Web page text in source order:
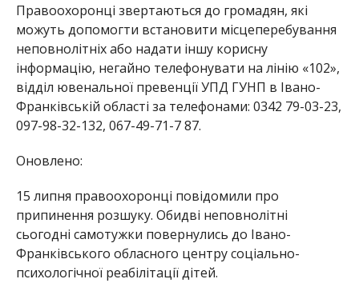
Правоохоронці звертаються до громадян, які
можуть допомогти встановити місцеперебування
неповнолітніх або надати іншу корисну
інформацію, негайно телефонувати на лінію «102»,
відділ ювенальної превенції УПД ГУНП в Івано-
Франківській області за телефонами: 0342 79-03-23,
097-98-32-132, 067-49-71-7 87.
Оновлено:
15 липня правоохоронці повідомили про
припинення розшуку. Обидві неповнолітні
сьогодні самотужки повернулись до Івано-
Франківського обласного центру соціально-
психологічної реабілітації дітей.